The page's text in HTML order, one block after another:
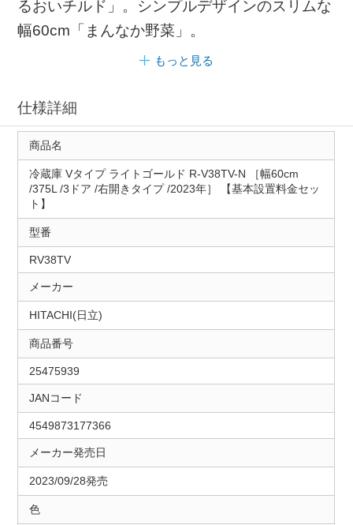
るおいチルド」。シンプルデザインのスリムな
幅60cm「まんなか野菜」。
もっと見る
仕様詳細
商品名
冷蔵庫 Vタイプ ライトゴールド R-V38TV-N ［幅60cm
/375L /3ドア /右開きタイプ /2023年］ 【基本設置料金セッ
ト】
型番
RV38TV
メーカー
HITACHI(日立)
商品番号
25475939
JANコード
4549873177366
メーカー発売日
2023/09/28発売
色